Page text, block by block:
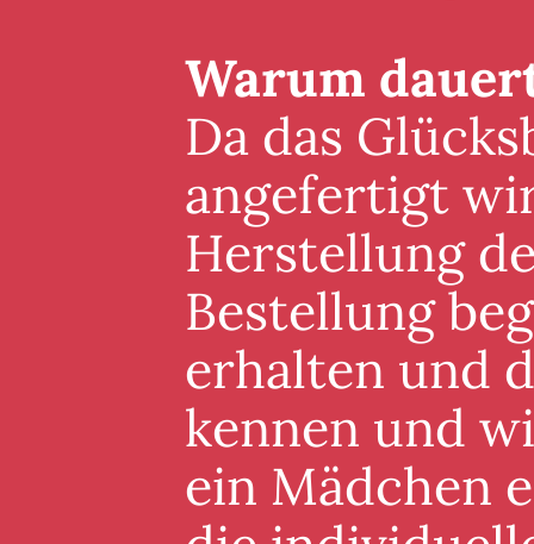
Warum
Da das
angefertigt
Herstellung
Bestellung
erhalten und
kennen und
ein Mädchen